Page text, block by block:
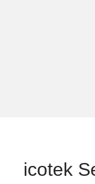
icotek